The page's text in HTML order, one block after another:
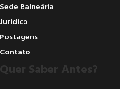
Sede Balneária
Jurídico
Postagens
Contato
Quer Saber Antes?